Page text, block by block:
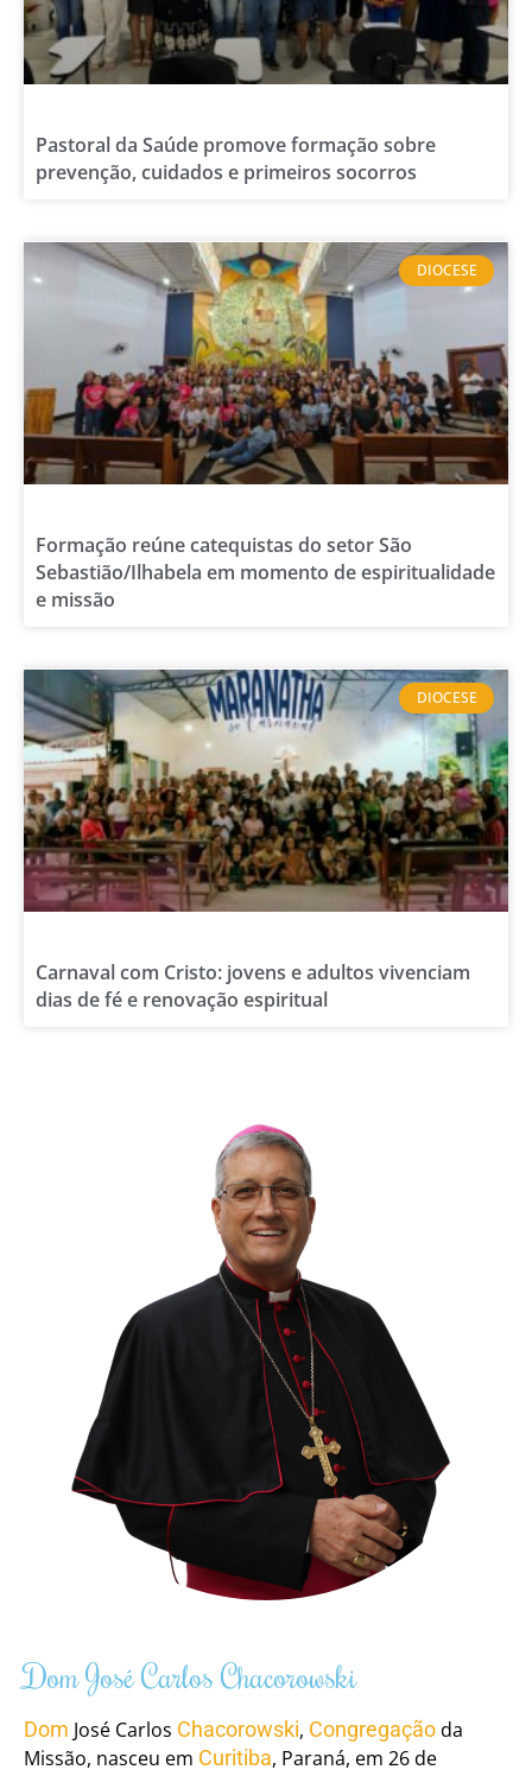
Pastoral da Saúde promove formação sobre
prevenção, cuidados e primeiros socorros
DIOCESE
Formação reúne catequistas do setor São
Sebastião/Ilhabela em momento de espiritualidade
e missão
DIOCESE
Carnaval com Cristo: jovens e adultos vivenciam
dias de fé e renovação espiritual
Dom José Carlos Chacorowski
Dom José Carlos Chacorowski, Congregaçãoda
Missão, nasceu em Curitiba, Paraná, em 26 de